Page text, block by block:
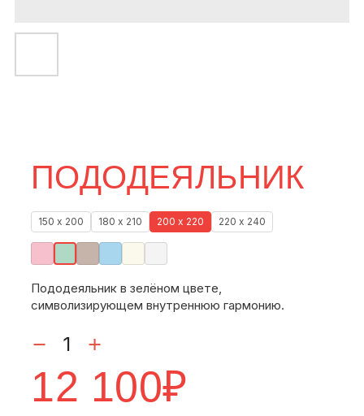
ПОДОДЕЯЛЬНИК
150 х 200 180 х 210 200 х 220 220 х 240
Пододеяльник в зелёном цвете,
символизирующем внутреннюю гармонию.
12 100₽